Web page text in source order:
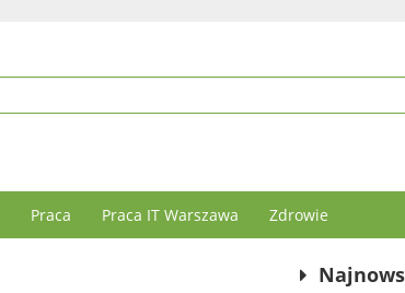
Praca Praca IT Warszawa Zdrowie